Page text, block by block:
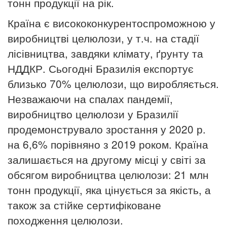
Країна є висококонкурентоспроможною у
виробництві целюлози, у т.ч. на стадії
лісівництва, завдяки клімату, ґрунту та
НДДКР. Сьогодні Бразилія експортує
близько 70% целюлози, що виробляється.
Незважаючи на спалах пандемії,
виробництво целюлози у Бразилії
продемонструвало зростання у 2020 р.
на 6,6% порівняно з 2019 роком. Країна
залишається на другому місці у світі за
обсягом виробництва целюлози: 21 млн
тонн продукції, яка цінується за якість, а
також за стійке сертифіковане
походження целюлози.